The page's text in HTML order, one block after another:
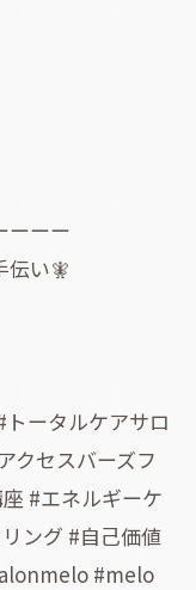
ーーー
伝い🧚
ータルケアサロ
クセスバーズフ
#エネルギーケ
ング #自己価値
#melo